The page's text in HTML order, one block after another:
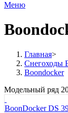
Меню
Главная>
Снегоходы
Boondocker
Модельный ряд
BoonDocker DS